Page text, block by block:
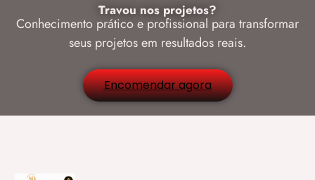
Travou nos projetos?
Conhecimento prático e profissional para transformar
seus projetos em resultados reais.
Encomendar agora